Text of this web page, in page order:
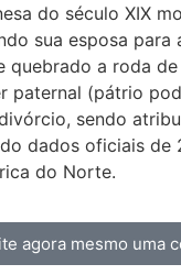
do século XIX
sua esposa para
quebrado a roda
paternal (pátrio
sendo
dados oficiais
do Norte.
agora mesmo uma